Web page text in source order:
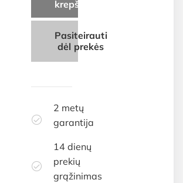
krepšelį
Pasiteirauti
dėl prekės
2 metų
garantija
14 dienų
prekių
grąžinimas